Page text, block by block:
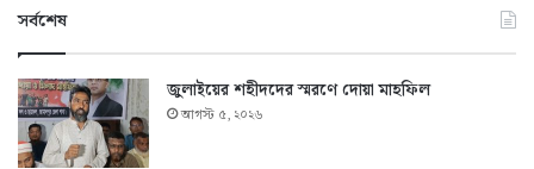
সর্বশেষ
জুলাইয়ের শহীদদের স্মরণে দোয়া মাহফিল
আগস্ট ৫, ২০২৬